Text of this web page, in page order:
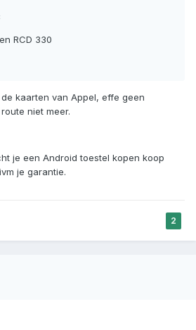
RCD 330
kaarten van Appel, effe geen
niet meer.
je een Android toestel kopen koop
je garantie.
2